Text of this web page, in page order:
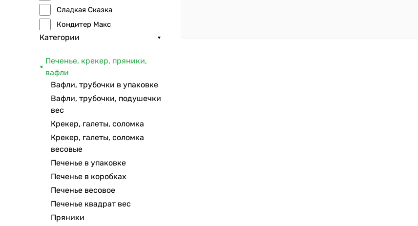
Сладкая Сказка
Кондитер Макс
Хомка
Наслада
Сладкие гостинцы
Категории
Печенье, крекер, пряники,
вафли
Вафли, трубочки в упаковке
Вафли, трубочки, подушечки
вес
Крекер, галеты, соломка
Крекер, галеты, соломка
весовые
Печенье в упаковке
Печенье в коробках
Печенье весовое
Печенье квадрат вес
Пряники